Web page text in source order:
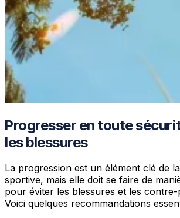
Progresser en toute
les blessures
La progression est un élément clé de
sportive, mais elle doit se faire de
pour éviter les blessures et les
Voici quelques recommandations